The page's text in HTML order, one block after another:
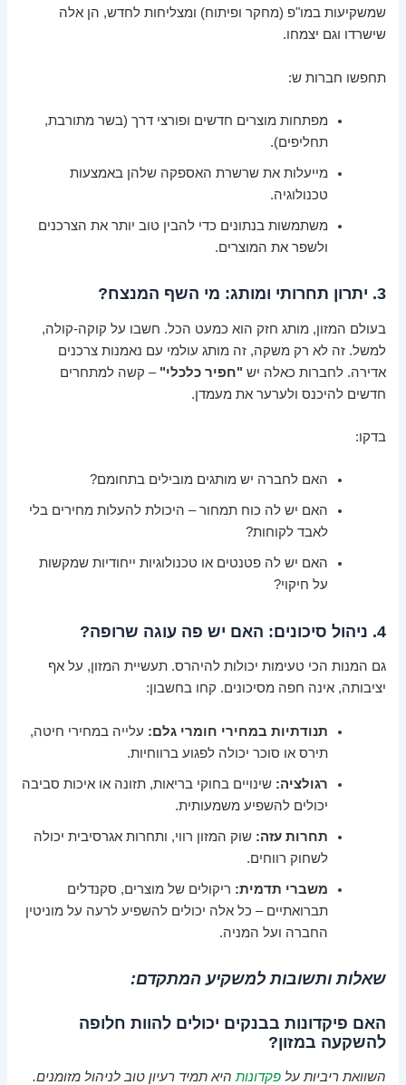
שמשקיעות במו"פ (מחקר ופיתוח) ומצליחות לחדש, הן אלה
שישרדו וגם יצמחו.
תחפשו חברות ש:
מפתחות מוצרים חדשים ופורצי דרך (בשר מתורבת,
תחליפים).
מייעלות את שרשרת האספקה שלהן באמצעות
טכנולוגיה.
משתמשות בנתונים כדי להבין טוב יותר את הצרכנים
ולשפר את המוצרים.
3. יתרון תחרותי ומותג: מי השף המנצח?
בעולם המזון, מותג חזק הוא כמעט הכל. חשבו על קוקה-קולה,
למשל. זה לא רק משקה, זה מותג עולמי עם נאמנות צרכנים
אדירה. לחברות כאלה יש "חפיר כלכלי" – קשה למתחרים
חדשים להיכנס ולערער את מעמדן.
בדקו:
האם לחברה יש מותגים מובילים בתחומם?
האם יש לה כוח תמחור – היכולת להעלות מחירים בלי
לאבד לקוחות?
האם יש לה פטנטים או טכנולוגיות ייחודיות שמקשות
על חיקוי?
4. ניהול סיכונים: האם יש פה עוגה שרופה?
גם המנות הכי טעימות יכולות להיהרס. תעשיית המזון, על אף
יציבותה, אינה חפה מסיכונים. קחו בחשבון:
תנודתיות במחירי חומרי גלם: עלייה במחירי חיטה,
תירס או סוכר יכולה לפגוע ברווחיות.
רגולציה: שינויים בחוקי בריאות, תזונה או איכות סביבה
יכולים להשפיע משמעותית.
תחרות עזה: שוק המזון רווי, ותחרות אגרסיבית יכולה
לשחוק רווחים.
משברי תדמית: ריקולים של מוצרים, סקנדלים
תברואתיים – כל אלה יכולים להשפיע לרעה על מוניטין
החברה ועל המניה.
שאלות ותשובות למשקיע המתקדם:
האם פיקדונות בבנקים יכולים להוות חלופה
להשקעה במזון?
השוואת ריביות עלפקדונות היא תמיד רעיון טוב לניהול מזומנים.